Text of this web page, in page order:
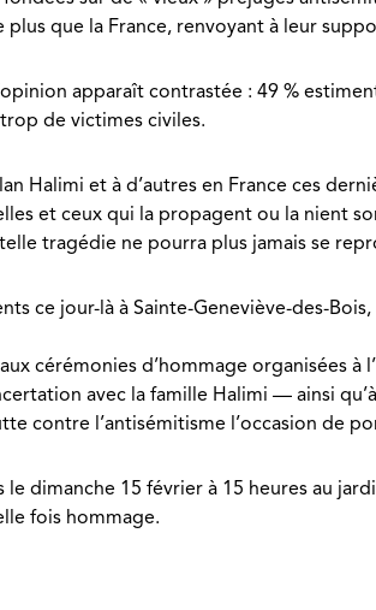
que la France, renvoyant à leur
apparaît contrastée : 49 %
de victimes civiles.
Halimi et à d’autres en France ces
et ceux qui la propagent ou la nient
tragédie ne pourra plus jamais se
ce jour-là à Sainte-Geneviève-des-
cérémonies d’hommage organisées à
avec la famille Halimi — ainsi
contre l’antisémitisme l’occasion
dimanche 15 février à 15 heures au
fois hommage.